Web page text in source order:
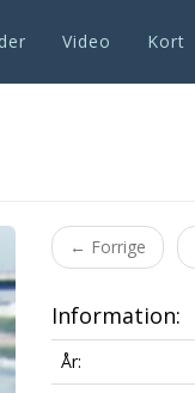
Video Kort
← Forrige
Information:
År: